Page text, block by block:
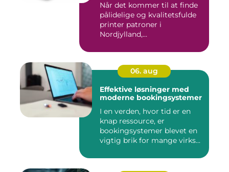
Når det kommer til at finde
pålidelige og kvalitetsfulde
printer patroner i
Nordjylland,...
06. aug
Effektive løsninger med
moderne bookingsystemer
I en verden, hvor tid er en
knap ressource, er
bookingsystemer blevet en
vigtig brik for mange virks...